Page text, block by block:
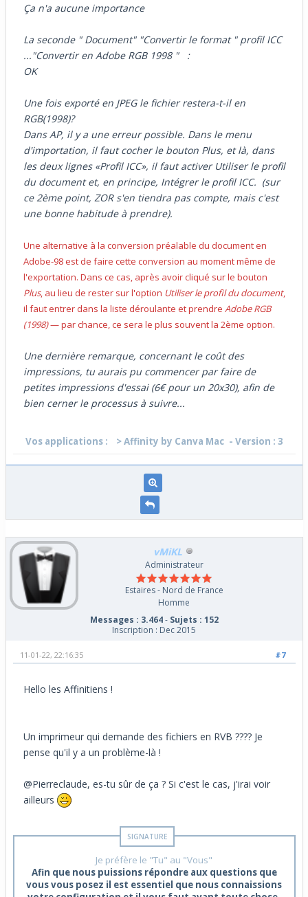
Ça n'a aucune importance
La seconde " Document" "Convertir le format " profil ICC
..."Convertir en Adobe RGB 1998 " :
OK
Une fois exporté en JPEG le fichier restera-t-il en
RGB(1998)?
Dans AP, il y a une erreur possible. Dans le menu
d'importation, il faut cocher le bouton Plus, et là, dans
les deux lignes «Profil ICC», il faut activer Utiliser le profil
du document et, en principe, Intégrer le profil ICC. (sur
ce 2ème point, ZOR s'en tiendra pas compte, mais c'est
une bonne habitude à prendre).
Une alternative à la conversion préalable du document en
Adobe-98 est de faire cette conversion au moment même de
l'exportation. Dans ce cas, après avoir cliqué sur le bouton
Plus, au lieu de rester sur l'option Utiliser le profil du document,
il faut entrer dans la liste déroulante et prendre Adobe RGB
(1998)— par chance, ce sera le plus souvent la 2ème option.
Une dernière remarque, concernant le coût des
impressions, tu aurais pu commencer par faire de
petites impressions d'essai (6€ pour un 20x30), afin de
bien cerner le processus à suivre...
Vos applications : > Affinity by Canva Mac - Version : 3
vMiKL
Administrateur
Estaires - Nord de France
Homme
Messages : 3.464- Sujets : 152
Inscription : Dec 2015
#7
11-01-22, 22:16:35
Hello les Affinitiens !
Un imprimeur qui demande des fichiers en RVB ???? Je
pense qu'il y a un problème-là !
@Pierreclaude, es-tu sûr de ça ? Si c'est le cas, j'irai voir
ailleurs
Je préfère le "Tu" au "Vous"
Afin que nous puissions répondre aux questions que
vous vous posez il est essentiel que nous connaissions